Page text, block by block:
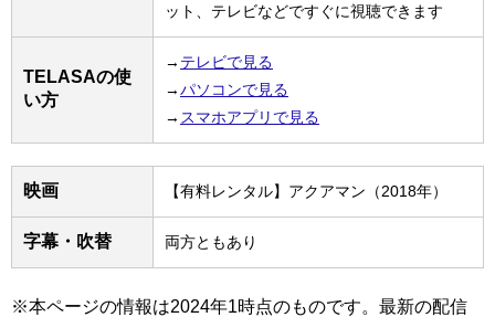
ット、テレビなどですぐに視聴できます
TELASAの使
い方
→ テレビで見る
→パソコンで見る
→ スマホアプリで見る
映画 【有料レンタル】アクアマン（2018年）
字幕・吹替 両方ともあり
※本ページの情報は2024年1時点のものです。最新の配信